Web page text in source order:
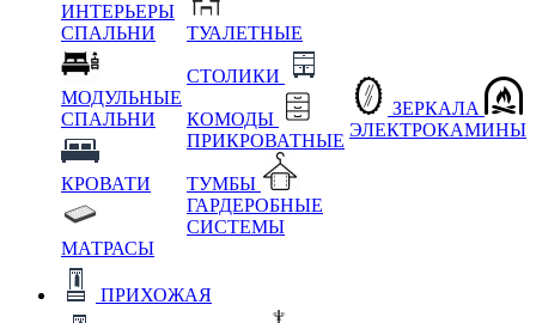
ИНТЕРЬЕРЫ
СПАЛЬНИ
МОДУЛЬНЫЕ
СПАЛЬНИ
КРОВАТИ
МАТРАСЫ
ТУАЛЕТНЫЕ
СТОЛИКИ
КОМОДЫ
ПРИКРОВАТНЫЕ
ТУМБЫ
ГАРДЕРОБНЫЕ
СИСТЕМЫ
ЗЕРКАЛА
ЭЛЕКТРОКАМИНЫ
ПРИХОЖАЯ